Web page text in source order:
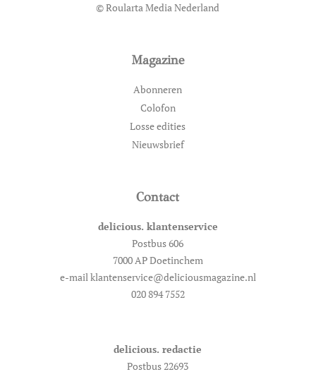
© Roularta Media Nederland
Magazine
Abonneren
Colofon
Losse edities
Nieuwsbrief
Contact
delicious. klantenservice
Postbus 606
7000 AP Doetinchem
e-mail klantenservice@deliciousmagazine.nl
020 894 7552
delicious. redactie
Postbus 22693